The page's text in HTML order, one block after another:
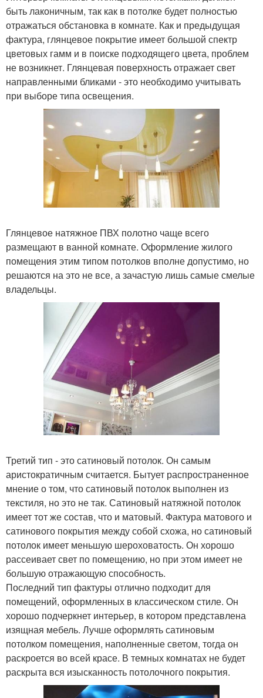
быть лаконичным, так как в потолке будет полностью
отражаться обстановка в комнате. Как и предыдущая
фактура, глянцевое покрытие имеет большой спектр
цветовых гамм и в поиске подходящего цвета, проблем
не возникнет. Глянцевая поверхность отражает свет
направленными бликами - это необходимо учитывать
при выборе типа освещения.
Глянцевое натяжное ПВХ полотно чаще всего
размещают в ванной комнате. Оформление жилого
помещения этим типом потолков вполне допустимо, но
решаются на это не все, а зачастую лишь самые смелые
владельцы.
Третий тип - это сатиновый потолок. Он самым
аристократичным считается. Бытует распространенное
мнение о том, что сатиновый потолок выполнен из
текстиля, но это не так. Сатиновый натяжной потолок
имеет тот же состав, что и матовый. Фактура матового и
сатинового покрытия между собой схожа, но сатиновый
потолок имеет меньшую шероховатость. Он хорошо
рассеивает свет по помещению, но при этом имеет не
большую отражающую способность.
Последний тип фактуры отлично подходит для
помещений, оформленных в классическом стиле. Он
хорошо подчеркнет интерьер, в котором представлена
изящная мебель. Лучше оформлять сатиновым
потолком помещения, наполненные светом, тогда он
раскроется во всей красе. В темных комнатах не будет
раскрыта вся изысканность потолочного покрытия.